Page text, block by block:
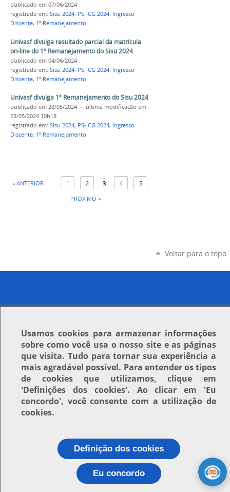
publicado em 07/06/2024
registrado em: Sisu 2024, PS-ICG 2024, Ingresso
Discente, 1º Remanejamento
Univasf divulga resultado parcial da matrícula
on-line do 1º Remanejamento do Sisu 2024
publicado em 04/06/2024
registrado em: Sisu 2024, PS-ICG 2024, Ingresso
Discente, 1º Remanejamento
Univasf divulga 1º Remanejamento do Sisu 2024
publicado em 28/05/2024 — última modificação em
28/05/2024 10h18
registrado em: Sisu 2024, PS-ICG 2024, Ingresso
Discente, 1º Remanejamento
« ANTERIOR 1 2 3 4
5
PRÓXIMO »
Voltar para o topo
Usamos cookiespara armazenar informações
sobre como você usa o nosso site e as páginas
que visita. Tudo para tornar sua experiência a
mais agradável possível. Para entender os tipos
de cookies que utilizamos, clique em
'Definições dos cookies'. Ao clicar em 'Eu
concordo', você consente com a utilização de
cookies.